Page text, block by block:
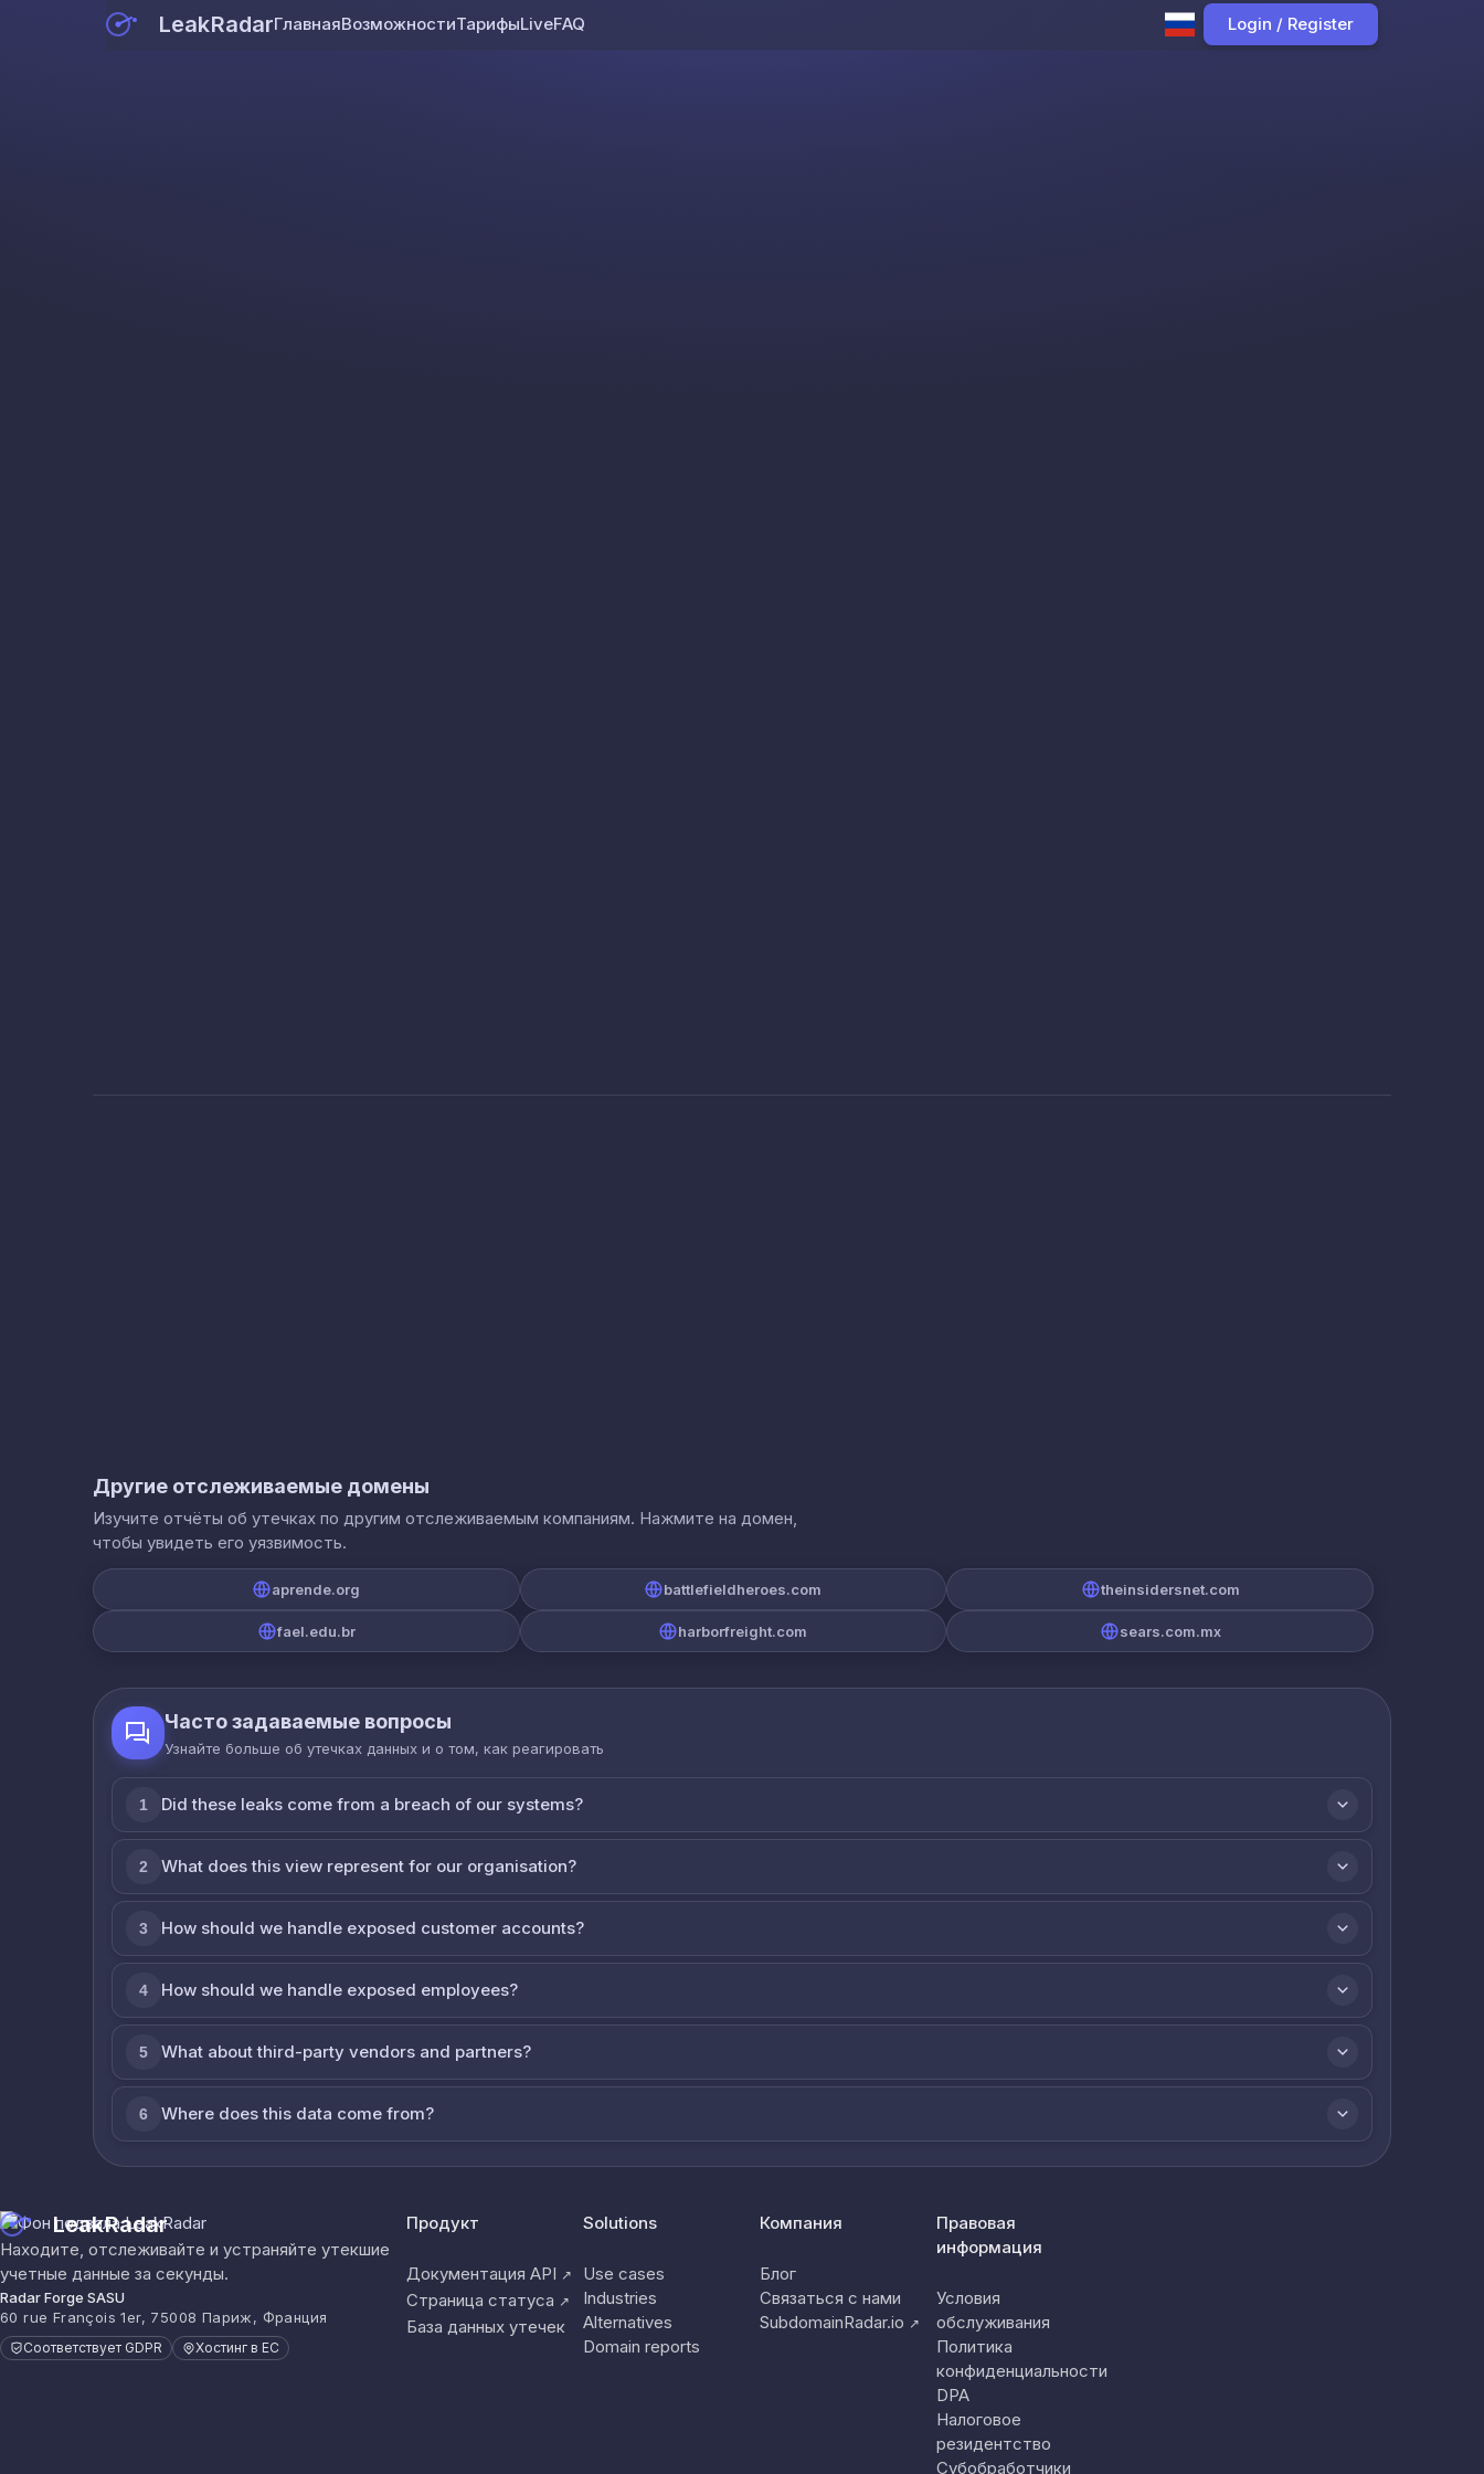
LeakRadarГлавнаяВозможностиТарифыLiveFAQ Login / Register
Другие отслеживаемые домены
Изучите отчёты об утечках по другим отслеживаемым компаниям. Нажмите на домен,
чтобы увидеть его уязвимость.
aprende.org battlefieldheroes.com theinsidersnet.com
fael.edu.br harborfreight.com sears.com.mx
Часто задаваемые вопросы
Узнайте больше об утечках данных и о том, как реагировать
1 Did these leaks come from a breach of our systems?
2 What does this view represent for our organisation?
3 How should we handle exposed customer accounts?
4 How should we handle exposed employees?
5 What about third-party vendors and partners?
6 Where does this data come from?
LeakRadar
Находите, отслеживайте и устраняйте утекшие
учетные данные за секунды.
Radar Forge SASU
60 rue François 1er, 75008 Париж, Франция
Соответствует GDPR Хостинг в ЕС
Продукт
Документация API ↗
Страница статуса ↗
База данных утечек
Solutions
Use cases
Industries
Alternatives
Domain reports
Компания
Блог
Связаться с нами
SubdomainRadar.io ↗
Правовая
информация
Условия
обслуживания
Политика
конфиденциальности
DPA
Налоговое
резидентство
Субобработчики